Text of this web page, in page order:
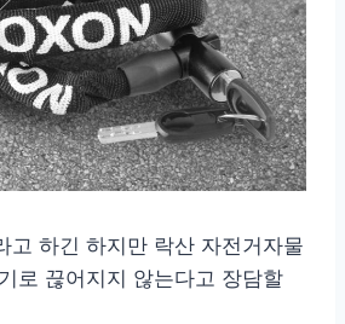
고 하긴 하지만 락산 자전거자물
로 끊어지지 않는다고 장담할